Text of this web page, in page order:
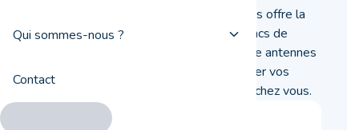
Qui sommes-nous ?
Contact
A travers ses ProxiDrive, ProxiFuel vous offre la
possibilité d’enlever vous-même vos sacs de
pellets, à l’unité ou par palette. Les onze antennes
du groupe peuvent également vous livrer vos
pellets en vrac ou en sacs directement chez vous.